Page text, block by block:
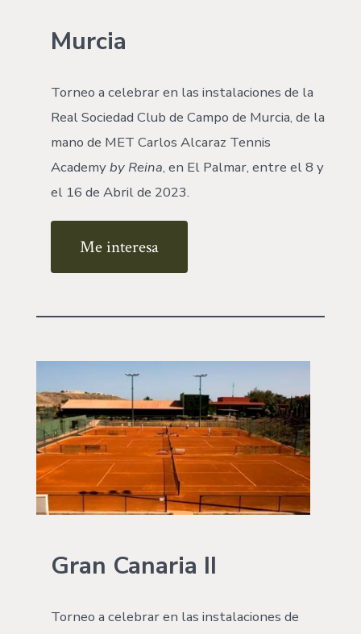
Murcia
Torneo a celebrar en las instalaciones de la
Real Sociedad Club de Campo de Murcia, de la
mano de MET Carlos Alcaraz Tennis
Academyby Reina, en El Palmar, entre el 8 y
el 16 de Abril de 2023.
Me interesa
Gran Canaria II
Torneo a celebrar en las instalaciones de